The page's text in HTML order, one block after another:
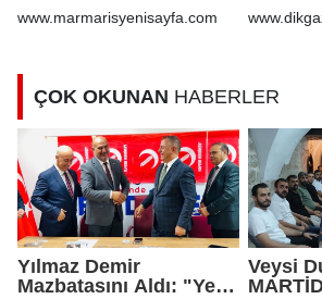
www.marmarisyenisayfa.com
ÇOK OKUNAN HABERLER
Yılmaz Demir
Mazbatasını Aldı: "Yeni
Veysi